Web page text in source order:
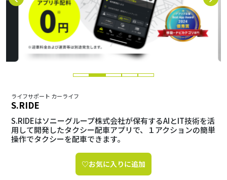
ライフサポート カーライフ
S.RIDE
S.RIDEはソニーグループ株式会社が保有するAIとIT技術を活
用して開発したタクシー配車アプリで、１アクションの簡単
操作でタクシーを配車できます。
♡お気に入りに追加